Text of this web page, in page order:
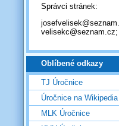
Správci stránek:
velisekc@seznam.cz;
Oblíbené odkazy
TJ Úročnice
Úročnice na Wikipedia
MLK Úročnice